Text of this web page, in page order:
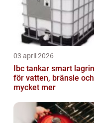
03 april 2026
Ibc tankar smart lagring
för vatten, bränsle och
mycket mer